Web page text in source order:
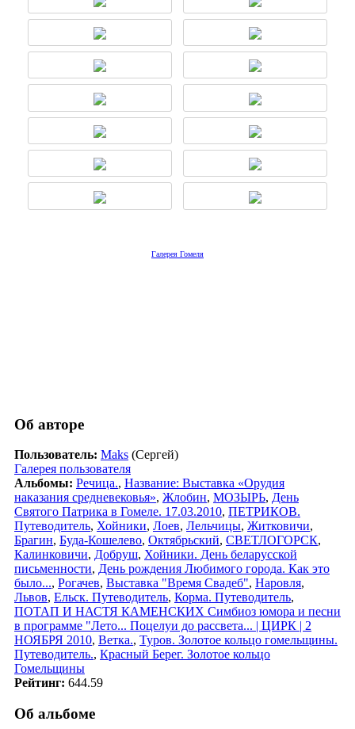
Галерея Гомеля
Об авторе
Пользователь: Maks (Сергей)
Галерея пользователя
Альбомы: Речица., Название: Выставка «Орудия
наказания средневековья», Жлобин, МОЗЫРЬ, День
Святого Патрика в Гомеле. 17.03.2010, ПЕТРИКОВ.
Путеводитель, Хойники, Лоев, Лельчицы, Житковичи,
Брагин, Буда-Кошелево, Октябрьский, СВЕТЛОГОРСК,
Калинковичи, Добруш, Хойники. День беларусской
письменности, День рождения Любимого города. Как это
было..., Рогачев, Выставка "Время Свадеб", Наровля,
Львов, Ельск. Путеводитель, Корма. Путеводитель,
ПОТАП И НАСТЯ КАМЕНСКИХ Симбиоз юмора и песни
в программе "Лето... Поцелуи до рассвета... | ЦИРК | 2
НОЯБРЯ 2010, Ветка., Туров. Золотое кольцо гомельщины.
Путеводитель., Красный Берег. Золотое кольцо
Гомельщины
Рейтинг: 644.59
Об альбоме